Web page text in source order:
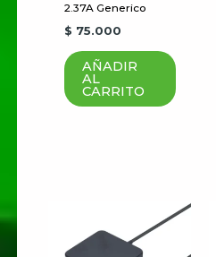
Tu valoración
Correo electrónico
2.37A Generico
$ 75.000
AÑADIR
AL
CARRITO